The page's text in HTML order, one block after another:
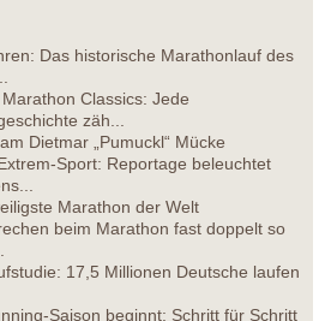
Das historische Marathonlauf des
Classics: Jede
zäh...
Dietmar „Pumuckl“ Mücke
Sport: Reportage beleuchtet
Marathon der Welt
beim Marathon fast doppelt so
17,5 Millionen Deutsche laufen
Saison beginnt: Schritt für Schritt